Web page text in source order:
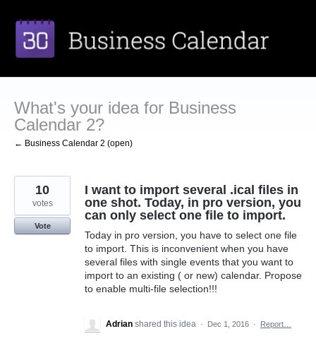
to
content
What's your idea for Business
Calendar 2?
← Business Calendar 2 (open)
I want to import several .ical files in
one shot. Today, in pro version, you
can only select one file to import.
Today in pro version, you have to select one file
to import. This is inconvenient when you have
several files with single events that you want to
import to an existing ( or new) calendar. Propose
to enable multi-file selection!!!
10
votes
Vote
Adrian shared this idea · Dec 1, 2016 · Report…